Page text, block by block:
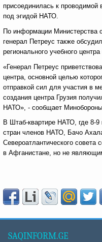
присоединилась к проводимой
под эгидой НАТО.
По информации Министерства
генерал Петреус также
регионального учебного
«Генерал Петреус
центра, основной целью
отправкой сил для участия в
создания центра Грузия
НАТО», - сообщает Минобороны
В Штаб-квартире НАТО, где 8-
стран членов НАТО, Бачо
Североатлантического
в Афганистане, но не
SAQINFORM.GE